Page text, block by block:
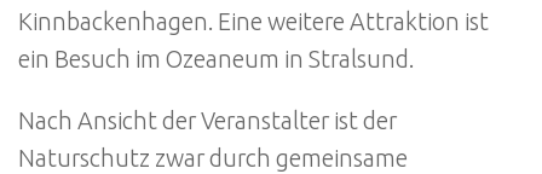
Kinnbackenhagen. Eine weitere Attraktion ist
ein Besuch im Ozeaneum in Stralsund.
Nach Ansicht der Veranstalter ist der
Naturschutz zwar durch gemeinsame